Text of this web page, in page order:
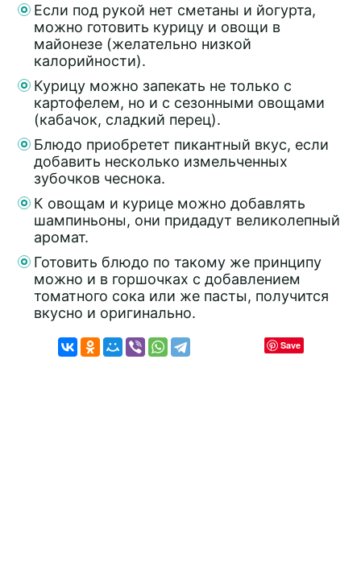
Если под рукой нет сметаны и йогурта,
можно готовить курицу и овощи в
майонезе (желательно низкой
калорийности).
Курицу можно запекать не только с
картофелем, но и с сезонными овощами
(кабачок, сладкий перец).
Блюдо приобретет пикантный вкус, если
добавить несколько измельченных
зубочков чеснока.
К овощам и курице можно добавлять
шампиньоны, они придадут великолепный
аромат.
Готовить блюдо по такому же принципу
можно и в горшочках с добавлением
томатного сока или же пасты, получится
вкусно и оригинально.
Save